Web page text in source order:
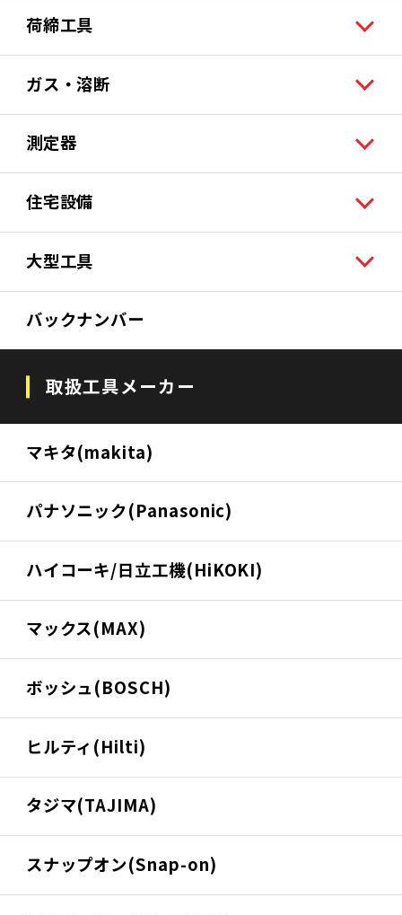
荷締工具
ガス・溶断
測定器
住宅設備
大型工具
バックナンバー
取扱工具メーカー
マキタ(makita)
パナソニック(Panasonic)
ハイコーキ/日立工機(HiKOKI)
マックス(MAX)
ボッシュ(BOSCH)
ヒルティ(Hilti)
タジマ(TAJIMA)
スナップオン(Snap-on)